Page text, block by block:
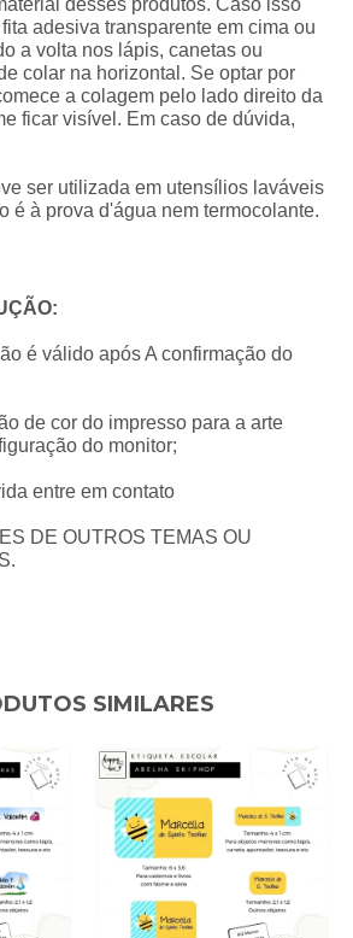
adesiva transparente em cima ou
a volta nos lápis, canetas ou
colar na horizontal. Se optar por
a colagem pelo lado direito da
ficar visível. Em caso de dúvida,
ser utilizada em utensílios laváveis
é à prova d'água nem termocolante.
é válido após A confirmação do
de cor do impresso para a arte
do monitor;
entre em contato
DE OUTROS TEMAS OU
SIMILARES